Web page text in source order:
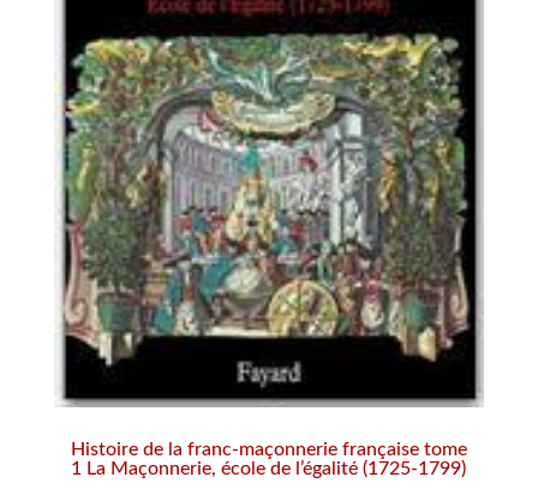
Histoire de la franc-maçonnerie française tome
1 La Maçonnerie, école de l’égalité (1725-1799)